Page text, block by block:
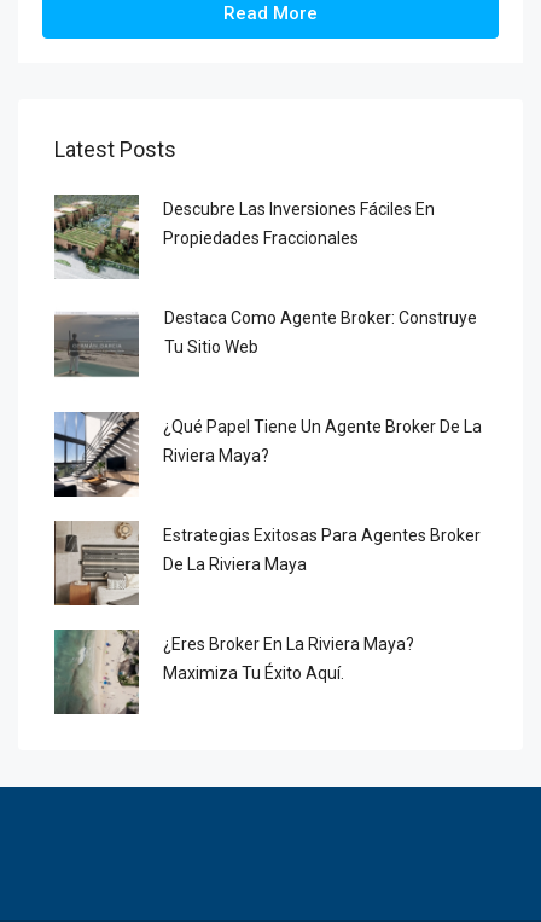
Read More
Latest Posts
Descubre Las Inversiones Fáciles En
Propiedades Fraccionales
Destaca Como Agente Broker: Construye
Tu Sitio Web
¿Qué Papel Tiene Un Agente Broker De La
Riviera Maya?
Estrategias Exitosas Para Agentes Broker
De La Riviera Maya
¿Eres Broker En La Riviera Maya?
Maximiza Tu Éxito Aquí.